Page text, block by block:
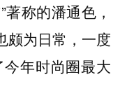
称的潘通色，
颇为日常，一度
年时尚圈最大